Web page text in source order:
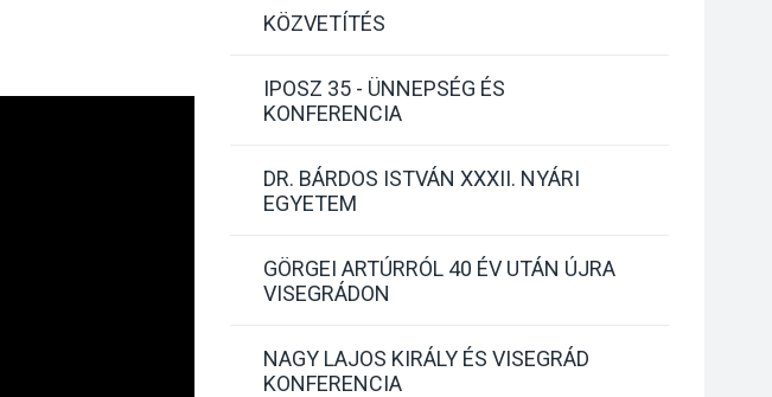
KÖZVETÍTÉS
IPOSZ 35 - ÜNNEPSÉG ÉS
KONFERENCIA
DR. BÁRDOS ISTVÁN XXXII. NYÁRI
EGYETEM
GÖRGEI ARTÚRRÓL 40 ÉV UTÁN ÚJRA
VISEGRÁDON
NAGY LAJOS KIRÁLY ÉS VISEGRÁD
KONFERENCIA